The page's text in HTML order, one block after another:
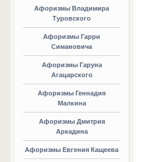
Афоризмы Владимира
Туровского
Афоризмы Гарри
Симановича
Афоризмы Гаруна
Агацарского
Афоризмы Геннадия
Малкина
Афоризмы Дмитрия
Аркадина
Афоризмы Евгения Кащеева